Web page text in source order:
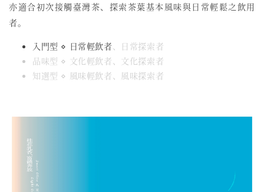
亦適合初次接觸臺灣茶、探索茶葉基本風味與日常輕鬆之飲用
者。
入門型 ⋄ 日常輕飲者、日常探索者
品味型 ⋄ 文化輕飲者、文化探索者
知選型 ⋄ 風味輕飲者、風味探索者